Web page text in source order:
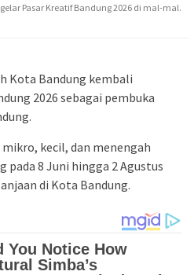
Pasar Kreatif Bandung 2026 di mal-mal.
Kota Bandung kembali
2026 sebagai pembuka
kecil, dan menengah
pada 8 Juni hingga 2 Agustus
di Kota Bandung.